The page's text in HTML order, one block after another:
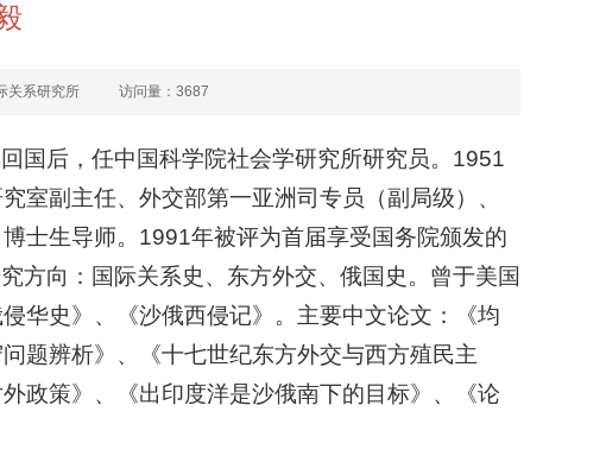
关系研究所 访问量： 3687
国后，任中国科学院社会学研究所研究员。1951
室副主任、外交部第一亚洲司专员（副局级）、
士生导师。1991年被评为首届享受国务院颁发的
方向：国际关系史、东方外交、俄国史。曾于美国
华史》、《沙俄西侵记》。主要中文论文：《均
题辨析》、《十七世纪东方外交与西方殖民主
政策》、《出印度洋是沙俄南下的目标》、《论